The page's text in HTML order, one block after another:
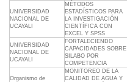
UNIVERSIDAD
NACIONAL DE
UCAYALI
MÉTODOS
ESTADÍSTICOS PARA
LA INVESTIGACIÓN
CIENTÍFICA CON
EXCEL Y SPSS
UNIVERSIDAD
NACIONAL DE
UCAYALI
FORTALECIENDO
CAPACIDADES SOBRE
SILABO POR
COMPETENCIA
Organismo de
MONITOREO DE LA
CALIDAD DE AGUA Y